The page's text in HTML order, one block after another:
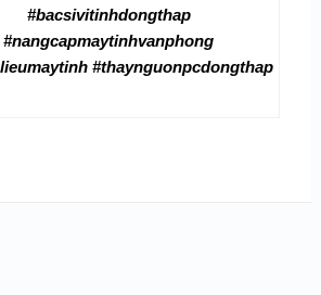
#bacsivitinhdongthap
#nangcapmaytinhvanphong
#thaynguonpcdongthap